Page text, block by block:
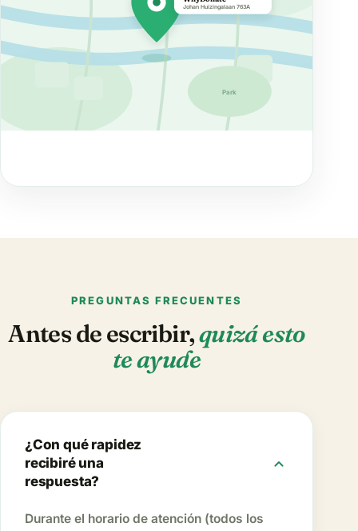
Park
Johan Huizingalaan 763A
PREGUNTAS FRECUENTES
Antes de escribir,quizá esto
te ayude
¿Con qué rapidez
recibiré una
respuesta?
expand_more
Durante el horario de atención (todos los